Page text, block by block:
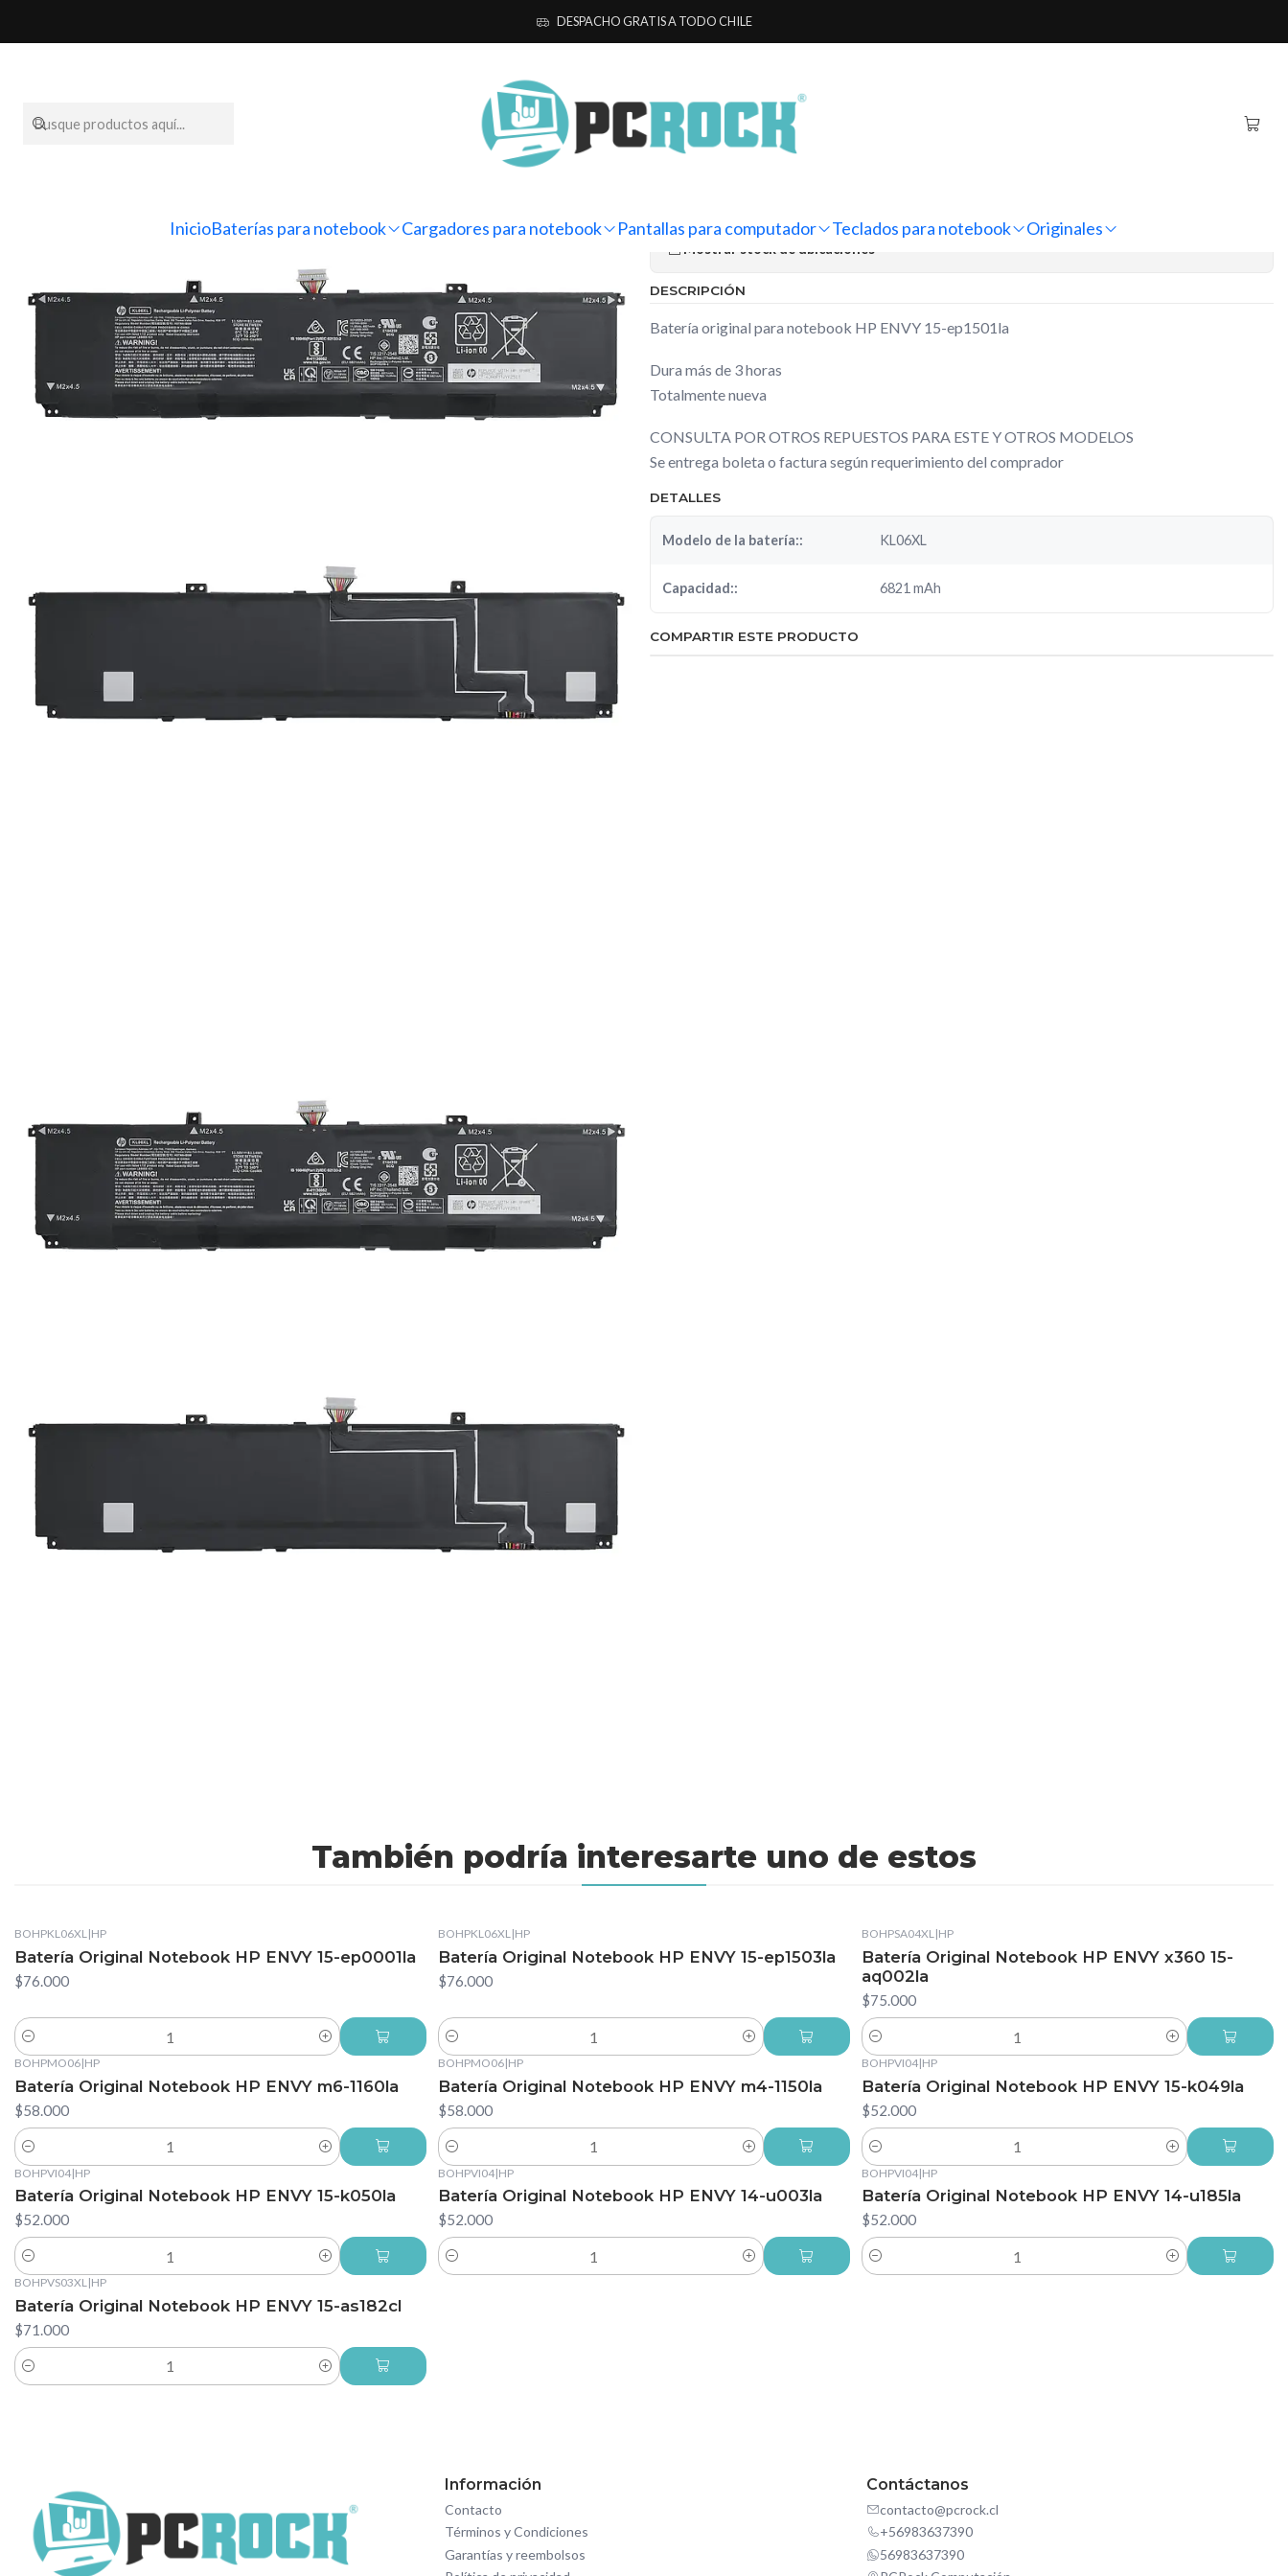
InicioBaterías para notebook Cargadores para notebook Pantallas para computador Teclados para notebook Originales
DESPACHO GRATIS A TODO CHILE
Originales HP Batería Original Notebook HP ENVY 15-ep1501la
Batería Original Notebook HP ENVY
15-ep1501la
Mostrar stock de ubicaciones
DESCRIPCIÓN
Batería original para notebook HP ENVY 15-ep1501la
Dura más de 3 horas
Totalmente nueva
CONSULTA POR OTROS REPUESTOS PARA ESTE Y OTROS MODELOS
Se entrega boleta o factura según requerimiento del comprador
DETALLES
Modelo de la batería:: KL06XL
Capacidad:: 6821 mAh
COMPARTIR ESTE PRODUCTO
También podría interesarte uno de estos
BOHPKL06XL|HP
Batería Original Notebook HP ENVY 15-ep0001la
$76.000
Cantidad
BOHPKL06XL|HP
Batería Original Notebook HP ENVY 15-ep1503la
$76.000
Cantidad
BOHPSA04XL|HP
Batería Original Notebook HP ENVY x360 15-
aq002la
$75.000
Cantidad
BOHPMO06|HP
Batería Original Notebook HP ENVY m6-1160la
$58.000
Cantidad
BOHPMO06|HP
Batería Original Notebook HP ENVY m4-1150la
$58.000
Cantidad
BOHPVI04|HP
Batería Original Notebook HP ENVY 15-k049la
$52.000
Cantidad
BOHPVI04|HP
Batería Original Notebook HP ENVY 15-k050la
$52.000
Cantidad
BOHPVI04|HP
Batería Original Notebook HP ENVY 14-u003la
$52.000
Cantidad
BOHPVI04|HP
Batería Original Notebook HP ENVY 14-u185la
$52.000
Cantidad
BOHPVS03XL|HP
Batería Original Notebook HP ENVY 15-as182cl
$71.000
Cantidad
Información
Contacto
Términos y Condiciones
Garantías y reembolsos
Contáctanos
contacto@pcrock.cl
+56983637390
56983637390